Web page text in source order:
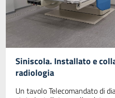
Siniscola. Installato e
radiologia
Un tavolo Telecomandato di